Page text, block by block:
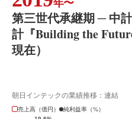
年〜
第三世代承継期 ─ 中
計『Building the
現在）
朝日インテックの業績推移：連結
売上高（億円）
純利益率（%）